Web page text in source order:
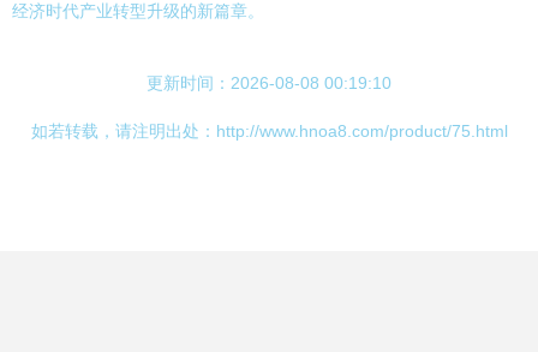
经济时代产业转型升级的新篇章。
更新时间：2026-08-08 00:19:10
如若转载，请注明出处：http://www.hnoa8.com/product/75.html